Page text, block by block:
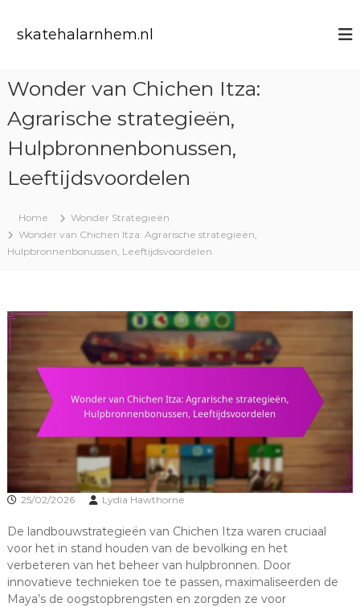
skatehalarnhem.nl
Wonder van Chichen Itza:
Agrarische strategieën,
Hulpbronnenbonussen,
Leeftijdsvoordelen
Home
Wonder Strategieën
Wonder van Chichen Itza: Agrarische strategieën,
Hulpbronnenbonussen, Leeftijdsvoordelen
25/02/2026 Lydia Hawthorne
De landbouwstrategieën van Chichen Itza waren cruciaal
voor het in stand houden van de bevolking en het
verbeteren van het beheer van hulpbronnen. Door
innovatieve technieken toe te passen, maximaliseerden de
Maya’s de oogstopbrengsten en zorgden ze voor